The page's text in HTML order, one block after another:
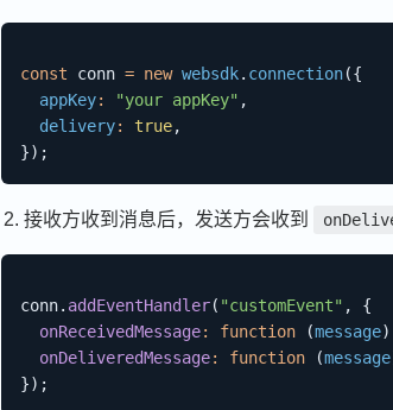
const conn = new websdk. connection({
appKey: "your appKey" ,
delivery: true,
}) ;
接收方收到消息后，发送方会收到
conn. addEventHandler( "customEvent" ,
{
onReceivedMessage: function (message)
onDeliveredMessage: function (message
}) ;